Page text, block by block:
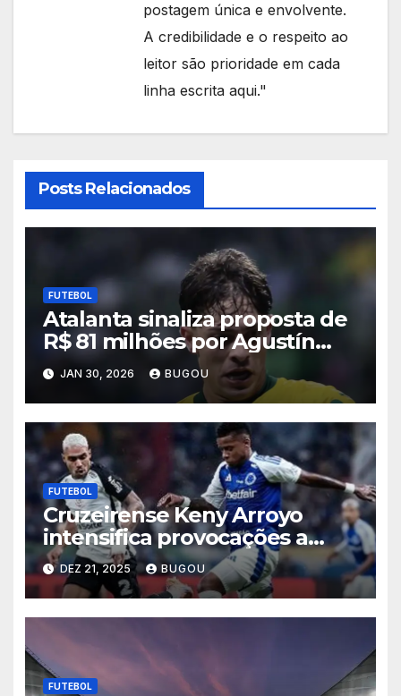
postagem única e envolvente.
A credibilidade e o respeito ao
leitor são prioridade em cada
linha escrita aqui."
Posts Relacionados
FUTEBOL
Atalanta sinaliza proposta de
R$ 81 milhões por Agustín
Giay, e Palmeiras admite
negociar lateral
JAN 30, 2026 BUGOU
FUTEBOL
Cruzeirense Keny Arroyo
intensifica provocações a
Matheuzinho após eliminação
celeste na Copa do Brasil
2025
DEZ 21, 2025 BUGOU
FUTEBOL